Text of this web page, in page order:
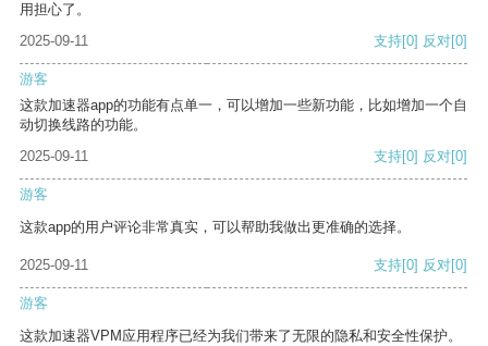
用担心了。
2025-09-11
支持[0] 反对[0]
游客
这款加速器app的功能有点单一，可以增加一些新功能，比如增加一个自
动切换线路的功能。
2025-09-11
支持[0] 反对[0]
游客
这款app的用户评论非常真实，可以帮助我做出更准确的选择。
2025-09-11 支持[0] 反对[0]
游客
这款加速器VPM应用程序已经为我们带来了无限的隐私和安全性保护。